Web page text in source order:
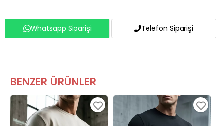
Whatsapp Siparişi Telefon Siparişi
BENZER ÜRÜNLER